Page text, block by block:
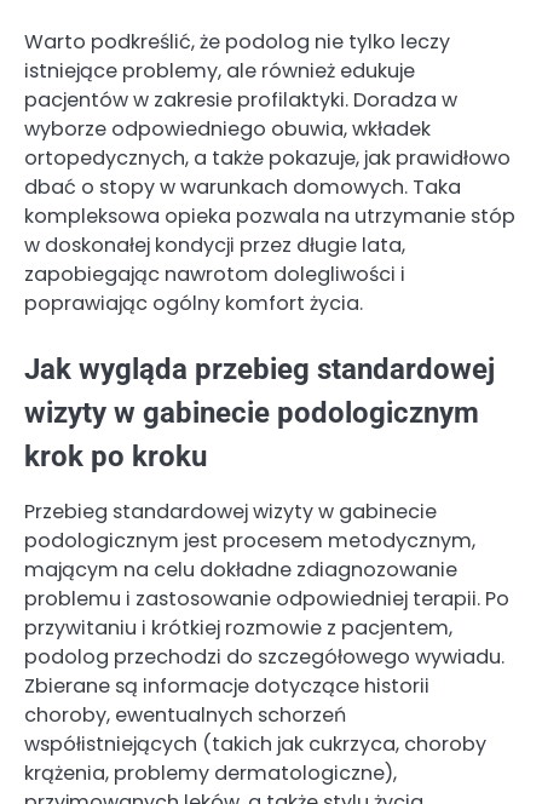
Warto podkreślić, że podolog nie tylko leczy
istniejące problemy, ale również edukuje
pacjentów w zakresie profilaktyki. Doradza w
wyborze odpowiedniego obuwia, wkładek
ortopedycznych, a także pokazuje, jak prawidłowo
dbać o stopy w warunkach domowych. Taka
kompleksowa opieka pozwala na utrzymanie stóp
w doskonałej kondycji przez długie lata,
zapobiegając nawrotom dolegliwości i
poprawiając ogólny komfort życia.
Jak wygląda przebieg standardowej
wizyty w gabinecie podologicznym
krok po kroku
Przebieg standardowej wizyty w gabinecie
podologicznym jest procesem metodycznym,
mającym na celu dokładne zdiagnozowanie
problemu i zastosowanie odpowiedniej terapii. Po
przywitaniu i krótkiej rozmowie z pacjentem,
podolog przechodzi do szczegółowego wywiadu.
Zbierane są informacje dotyczące historii
choroby, ewentualnych schorzeń
współistniejących (takich jak cukrzyca, choroby
krążenia, problemy dermatologiczne),